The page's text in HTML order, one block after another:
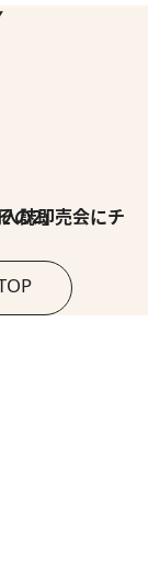
レンジ その2」